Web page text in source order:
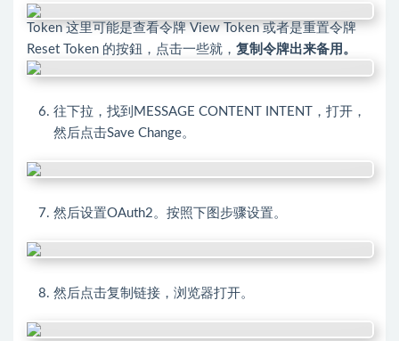
Token 这里可能是查看令牌 View Token 或者是重置令牌
Reset Token 的按鈕，点击一些就， 复制令牌出来备用。
往下拉，找到MESSAGE CONTENT INTENT，打开，
然后点击Save Change。
然后设置OAuth2。按照下图步骤设置。
然后点击复制链接，浏览器打开。